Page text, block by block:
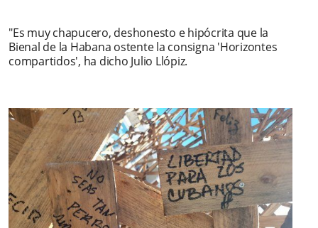
"Es muy chapucero, deshonesto e hipócrita que la
Bienal de la Habana ostente la consigna 'Horizontes
compartidos', ha dicho Julio Llópiz.